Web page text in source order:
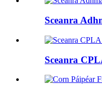
Sceanra
Sceanra